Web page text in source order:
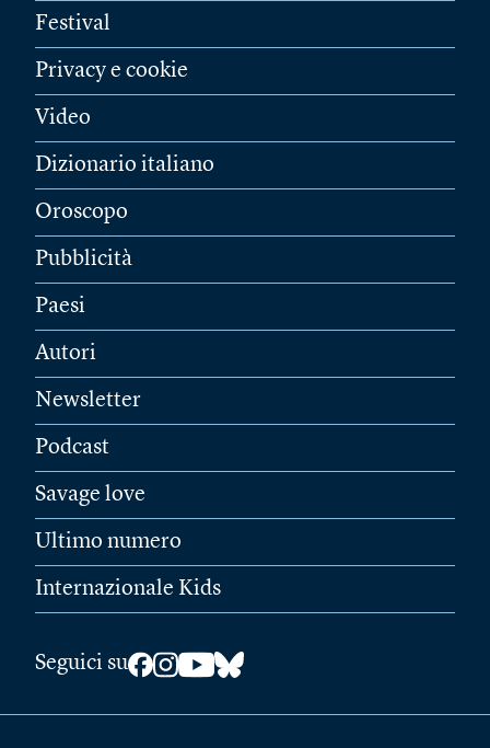
Festival
Privacy e cookie
Video
Dizionario italiano
Oroscopo
Pubblicità
Paesi
Autori
Newsletter
Podcast
Savage love
Ultimo numero
Internazionale Kids
Seguici su